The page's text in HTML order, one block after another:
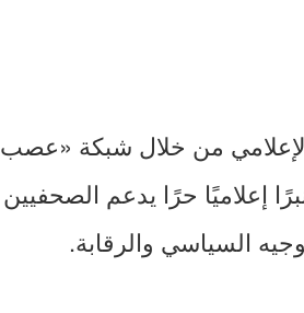
من خلال شبكة «عصب
إعلاميًا حرًا يدعم الصحفيين
السياسي والرقابة.